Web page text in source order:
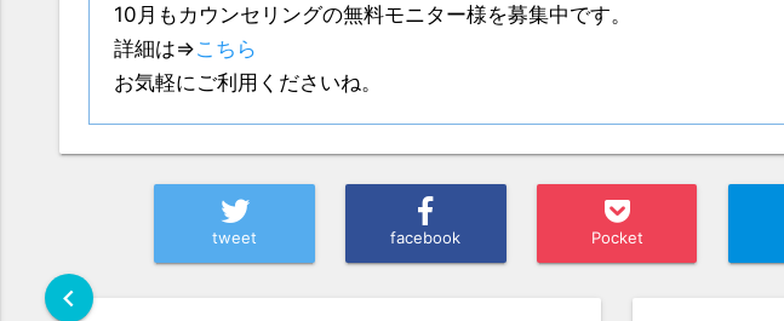
10月もカウンセリングの無料モニター様を募集中です。
詳細は⇒こちら
お気軽にご利用くださいね。
tweet facebook Pocket
chevron_left